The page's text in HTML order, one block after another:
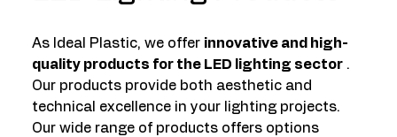
As Ideal Plastic, we offer innovative and high-
quality products for the LED lighting sector.
Our products provide both aesthetic and
technical excellence in your lighting projects.
Our wide range of products offers options